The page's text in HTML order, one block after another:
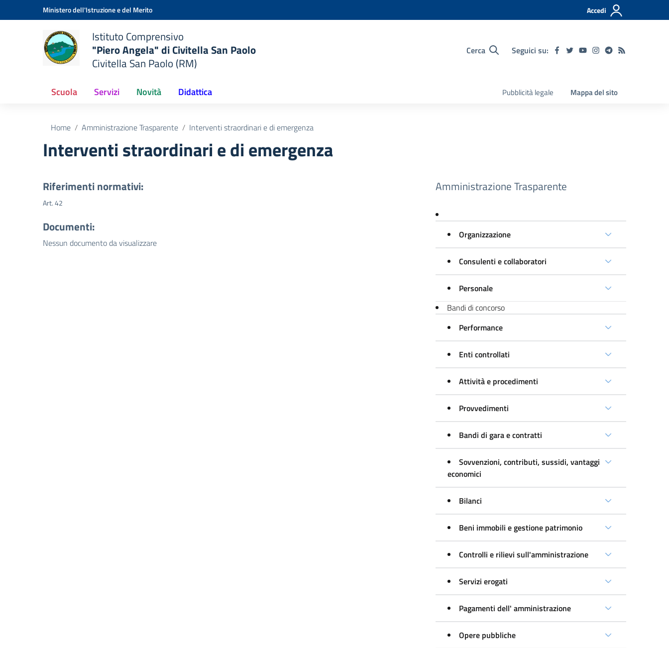
Vai ai contenuti
Vai al menu di navigazioneMinistero dell'Istruzione e del Merito Accedi
Istituto Comprensivo
"Piero Angela" di Civitella San Paolo
Civitella San Paolo (RM)
Cerca Seguici su:
Scuola Servizi Novità Didattica Pubblicità legale Mappa del sito
Home Amministrazione Trasparente Interventi straordinari e di emergenza
Interventi straordinari e di emergenza
Riferimenti normativi:
Art. 42
Documenti:
Nessun documento da visualizzare
Amministrazione Trasparente
Organizzazione
Consulenti e collaboratori
Personale
Bandi di concorso
Performance
Enti controllati
Attività e procedimenti
Provvedimenti
Bandi di gara e contratti
Sovvenzioni, contributi, sussidi, vantaggi
economici
Bilanci
Beni immobili e gestione patrimonio
Controlli e rilievi sull'amministrazione
Servizi erogati
Pagamenti dell' amministrazione
Opere pubbliche